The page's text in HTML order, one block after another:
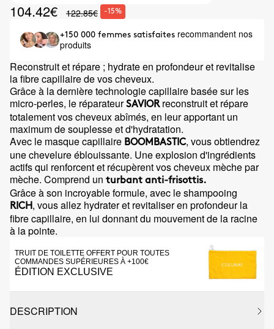
104.42€ 122.85€ -15%
+150 000 femmes satisfaites recommandent nos
produits
Reconstruit et répare ; hydrate en profondeur et revitalise
la fibre capillaire de vos cheveux.
Grâce à la dernière technologie capillaire basée sur les
micro-perles, le réparateur SAVIORreconstruit et répare
totalement vos cheveux abîmés, en leur apportant un
maximum de souplesse et d'hydratation.
Avec le masque capillaire BOOMBASTIC, vous obtiendrez
une chevelure éblouissante. Une explosion d'ingrédients
actifs qui renforcent et récupèrent vos cheveux mèche par
mèche. Comprend un turbant anti-frisottis.
Grâce à son incroyable formule, avec le shampooing
RICH , vous allez hydrater et revitaliser en profondeur la
fibre capillaire, en lui donnant du mouvement de la racine
à la pointe.
TRUIT DE TOILETTE OFFERT POUR TOUTES
COMMANDES SUPÉRIEURES À +100€
ÉDITION EXCLUSIVE
DESCRIPTION